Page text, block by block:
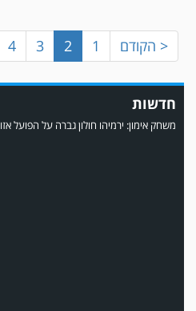
< הקודם 1
2
3
4
חדשות
משחק אימון: ירמיהו חולון גברה על הפועל אזור 0-1 משער של אחמד